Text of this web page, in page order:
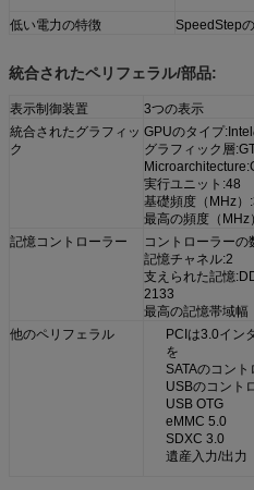
低い電力の特徴 SpeedStep
統合されたペリフェラル/部品:
表示制御装置
3つの表示
統合されたグラフィッ
ク
GPUのタイプ
グラフィック層
実行ユニット:48
基礎頻度（MHz）
最高の頻度（MHz
記憶コントローラー
コントローラーの
記憶チャネル:2
支えられた記憶
2133
最高の記憶帯域幅
他のペリフェラル
PCIは3.0イン
を
SATAのコント
USBのコント
USB OTG
eMMC 5.0
SDXC 3.0
遺産入力/出力